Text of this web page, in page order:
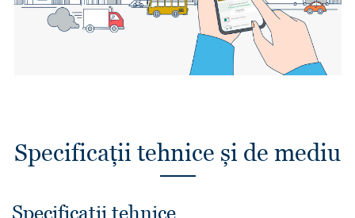
Specificații tehnice și de mediu
Specificații tehnice